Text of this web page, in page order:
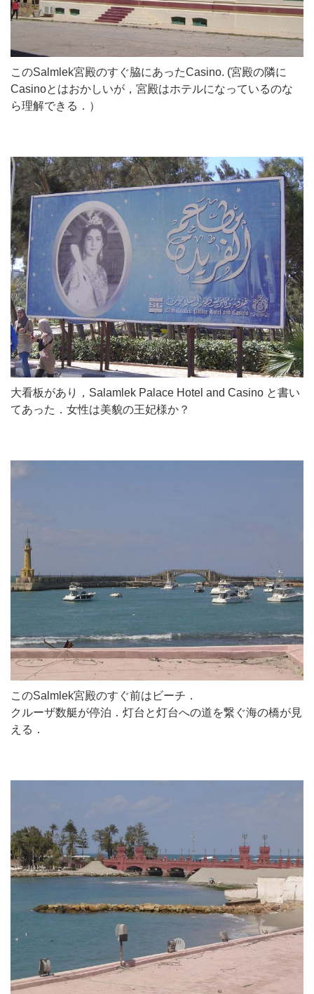
このSalmlek宮殿のすぐ脇にあったCasino. (宮殿の隣に
Casinoとはおかしいが，宮殿はホテルになっているのな
ら理解できる．）
大看板があり，Salamlek Palace Hotel and Casino と書い
てあった．女性は美貌の王妃様か？
このSalmlek宮殿のすぐ前はビーチ．
クルーザ数艇が停泊．灯台と灯台への道を繋ぐ海の橋が見
える．